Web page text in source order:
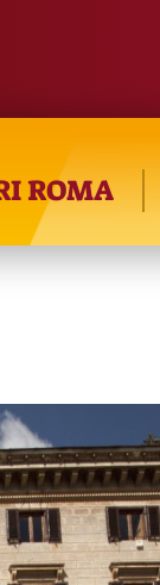
ROMA